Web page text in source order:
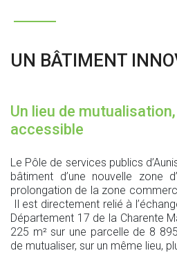
UN BÂTIMENT
Un lieu de
accessible
Le Pôle de services publics
bâtiment d’une nouvelle zone
prolongation de la zone
Il est directement relié à
Département 17 de la Charente
225 m² sur une parcelle de 8
de mutualiser, sur un même lieu,